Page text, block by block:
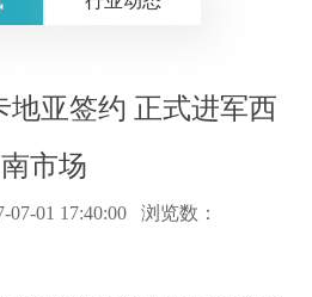
地亚签约 正式进军西
南市场
07-01 17:40:00 浏览数：